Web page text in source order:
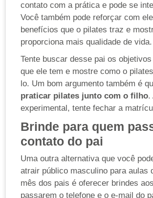
contato com a prática e pode se
Você também pode reforçar com
benefícios que o pilates traz e
proporciona mais qualidade de vida.
Tente buscar desse pai os
que ele tem e mostre como o
lo. Um bom argumento também é
praticar pilates junto com o filho.
experimental, tente fechar a
Brinde para quem
contato do pai
Uma outra alternativa que você
atrair público masculino para aulas
mês dos pais é oferecer brindes
passarem o telefone e o e-mail do